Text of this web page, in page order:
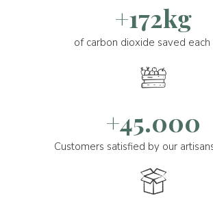
+172kg
of carbon dioxide saved each
+45.000
Customers satisfied by our